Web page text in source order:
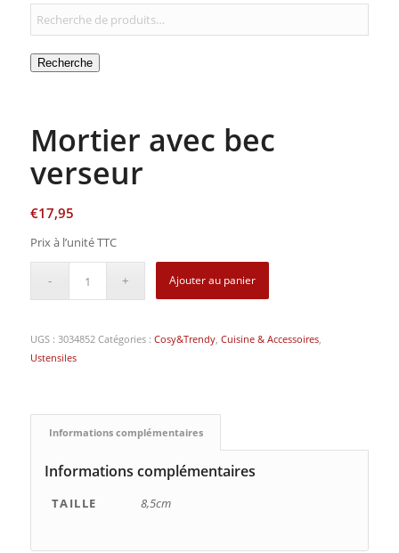
Recherche
Mortier avec bec
verseur
€17,95
Prix à l’unité TTC
Ajouter au panier
UGS : 3034852 Catégories : Cosy&Trendy, Cuisine & Accessoires,
Ustensiles
Informations complémentaires
Informations complémentaires
TAILLE 8,5cm